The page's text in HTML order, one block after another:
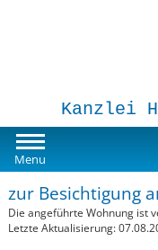
Kanzlei
Menu
Susi-
Impressum
zur Besichtigung
Die angeführte Wohnung ist
Letzte Aktualisierung: